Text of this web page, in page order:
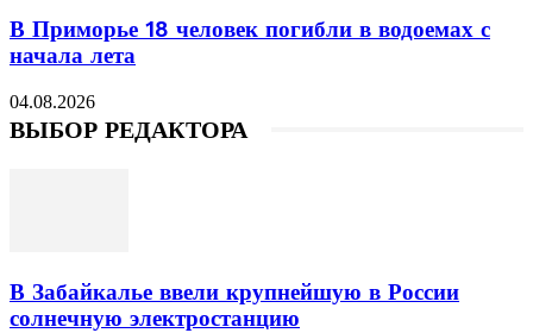
В Приморье 18 человек погибли в водоемах с
начала лета
04.08.2026
ВЫБОР РЕДАКТОРА
В Забайкалье ввели крупнейшую в России
солнечную электростанцию